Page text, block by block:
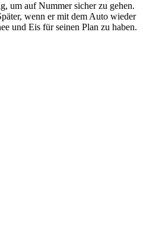
um auf Nummer sicher zu gehen.
wenn er mit dem Auto wieder
und Eis für seinen Plan zu haben.